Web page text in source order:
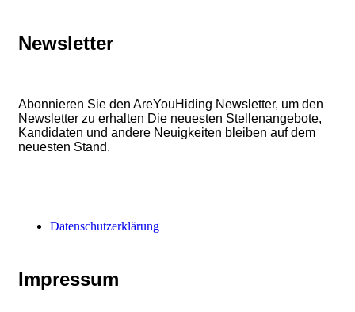
Newsletter
Abonnieren Sie den AreYouHiding Newsletter, um den
Newsletter zu erhalten Die neuesten Stellenangebote,
Kandidaten und andere Neuigkeiten bleiben auf dem
neuesten Stand.
Impressum
Datenschutzerklärung